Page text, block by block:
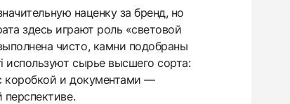
наценку за бренд, но
здесь играют роль «световой
чисто, камни подобраны
сырье высшего сорта:
коробкой и документами —
перспективе.